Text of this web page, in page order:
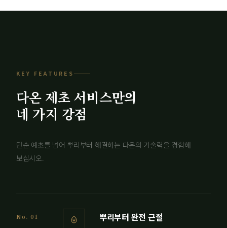
KEY FEATURES
다온 제초 서비스만의
네 가지 강점
단순 예초를 넘어 뿌리부터 해결하는 다온의 기술력을 경험해
보십시오.
No. 01 뿌리부터 완전 근절